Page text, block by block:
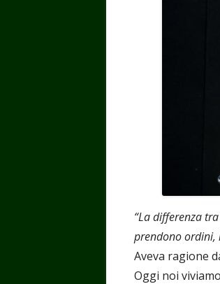
“La differenza
prendono ordini,
Aveva ragione
Oggi noi